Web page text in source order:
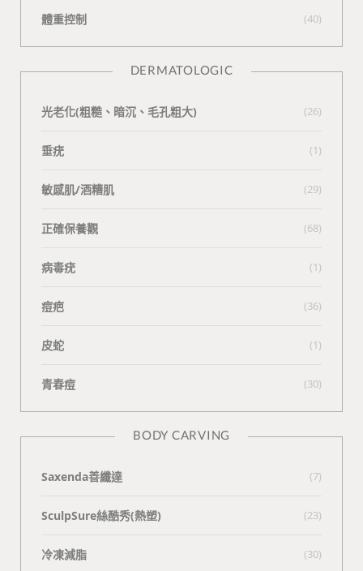
體重控制 (40)
DERMATOLOGIC
光老化(粗糙、暗沉、毛孔粗大) (26)
垂疣 (1)
敏感肌/酒糟肌 (29)
正確保養觀 (68)
病毒疣 (1)
痘疤 (36)
皮蛇 (1)
青春痘 (30)
BODY CARVING
Saxenda善纖達 (7)
SculpSure絲酷秀(熱塑) (23)
冷凍減脂 (30)